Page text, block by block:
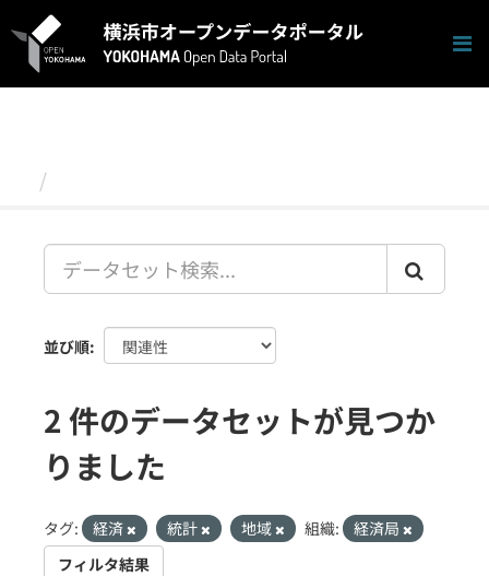
キ
並び順
2 件のデータセットが見つか
りました
タグ: 経済 統計 地域 組織:
経済局
フィルタ結果